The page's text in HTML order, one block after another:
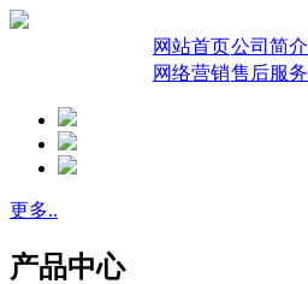
网站首页公司简介
网络营销售后服务
更多..
产品中心